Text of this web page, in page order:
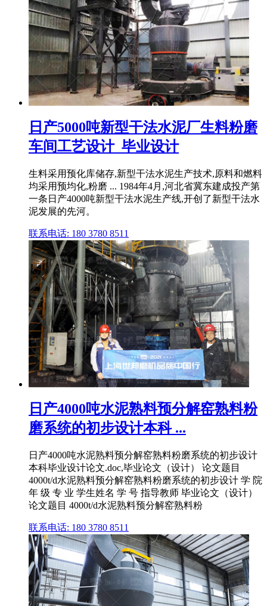
日产5000吨新型干法水泥厂生料粉磨
车间工艺设计_毕业设计
生料采用预化库储存,新型干法水泥生产技术,原料和燃料
均采用预均化,粉磨 ... 1984年4月,河北省冀东建成投产第
一条日产4000吨新型干法水泥生产线,开创了新型干法水
泥发展的先河。
联系电话: 180 3780 8511
日产4000吨水泥熟料预分解窑熟料粉
磨系统的初步设计本科 ...
日产4000吨水泥熟料预分解窑熟料粉磨系统的初步设计
本科毕业设计论文.doc,毕业论文（设计） 论文题目
4000t/d水泥熟料预分解窑熟料粉磨系统的初步设计 学 院
年 级 专 业 学生姓名 学 号 指导教师 毕业论文（设计）
论文题目 4000t/d水泥熟料预分解窑熟料粉
联系电话: 180 3780 8511